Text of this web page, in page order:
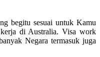
begitu sesuai untuk Kamu
di Australia. Visa work
Negara termasuk juga